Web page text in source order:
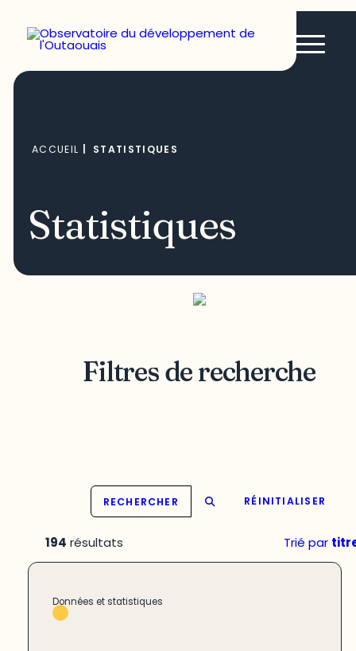
ACCUEIL STATISTIQUES
Statistiques
Filtres de recherche
RECHERCHER RÉINITIALISER
194 résultats Trié par
Données et statistiques